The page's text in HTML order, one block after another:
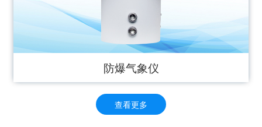
防爆气象仪
查看更多